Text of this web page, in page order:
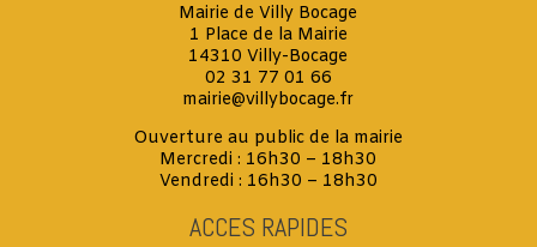
Mairie de Villy Bocage
1 Place de la Mairie
14310 Villy-Bocage
02 31 77 01 66
mairie@villybocage.fr
Ouverture au public de la mairie
Mercredi : 16h30 – 18h30
Vendredi : 16h30 – 18h30
ACCES RAPIDES